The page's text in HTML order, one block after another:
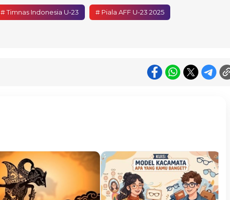
# Timnas Indonesia U-23 # Piala AFF U-23 2025